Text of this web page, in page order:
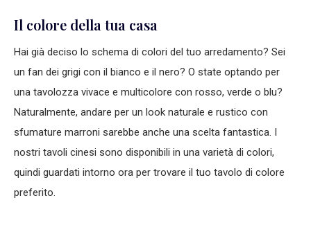
Il colore della tua casa
Hai già deciso lo schema di colori del tuo arredamento? Sei
un fan dei grigi con il bianco e il nero? O state optando per
una tavolozza vivace e multicolore con rosso, verde o blu?
Naturalmente, andare per un look naturale e rustico con
sfumature marroni sarebbe anche una scelta fantastica. I
nostri tavoli cinesi sono disponibili in una varietà di colori,
quindi guardati intorno ora per trovare il tuo tavolo di colore
preferito.